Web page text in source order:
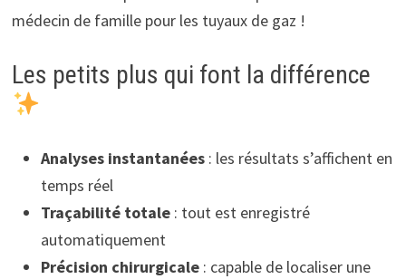
médecin de famille pour les tuyaux de gaz !
Les petits plus qui font la différence
Analyses instantanées: les résultats s’affichent en
temps réel
Traçabilité totale: tout est enregistré
automatiquement
Précision chirurgicale: capable de localiser une